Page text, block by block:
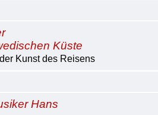
Küste
Kunst des Reisens
Hans